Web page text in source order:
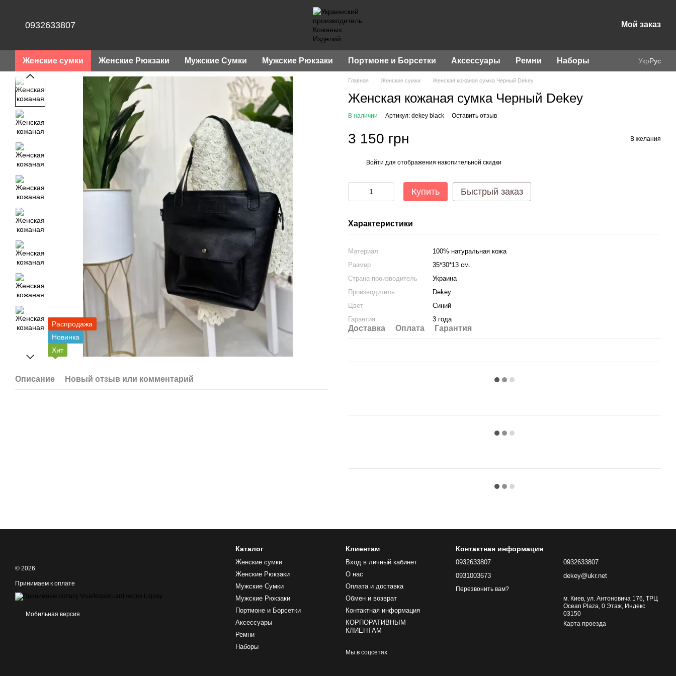
0932633807 Мой заказ
Женские сумки Женские Рюкзаки Мужские Сумки Мужские Рюкзаки Портмоне и Борсетки Аксессуары Ремни Наборы УкрРус
Распродажа
Новинка
Хит
Описание Новый отзыв или комментарий
Главная Женские сумки Женская кожаная сумка Черный Dekey
Женская кожаная сумка Черный Dekey
В наличии Артикул: dekey black Оставить отзыв
3 150 грн В желания
Войти для отображения накопительной скидки
Купить Быстрый заказ
Характеристики
Материал
100% натуральная кожа
Размер
35*30*13 см.
Страна-производитель
Украина
Производитель
Dekey
Цвет
Синий
Гарантия
3 года
Доставка Оплата Гарантия
© 2026
Принимаем к оплате
Мобильная версия
Каталог
Женские сумки
Женские Рюкзаки
Мужские Сумки
Мужские Рюкзаки
Портмоне и Борсетки
Аксессуары
Ремни
Наборы
Клиентам
Вход в личный кабинет
О нас
Оплата и доставка
Обмен и возврат
Контактная информация
КОРПОРАТИВНЫМ
КЛИЕНТАМ
Мы в соцсетях
Контактная информация
0932633807
0931003673
Перезвонить вам?
0932633807
dekey@ukr.net
м. Киев, ул. Антоновича 176, ТРЦ
Ocean Plaza, 0 Этаж, Индекс
03150
Карта проезда